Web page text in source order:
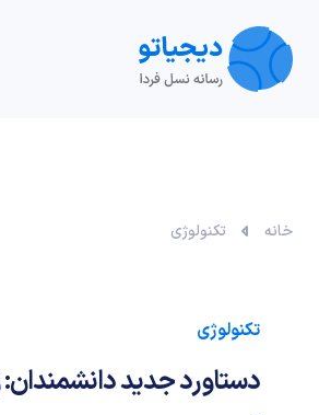
تکنولوژی خودرو
خانه تکنولوژی
تکنولوژی
دستاورد جدید